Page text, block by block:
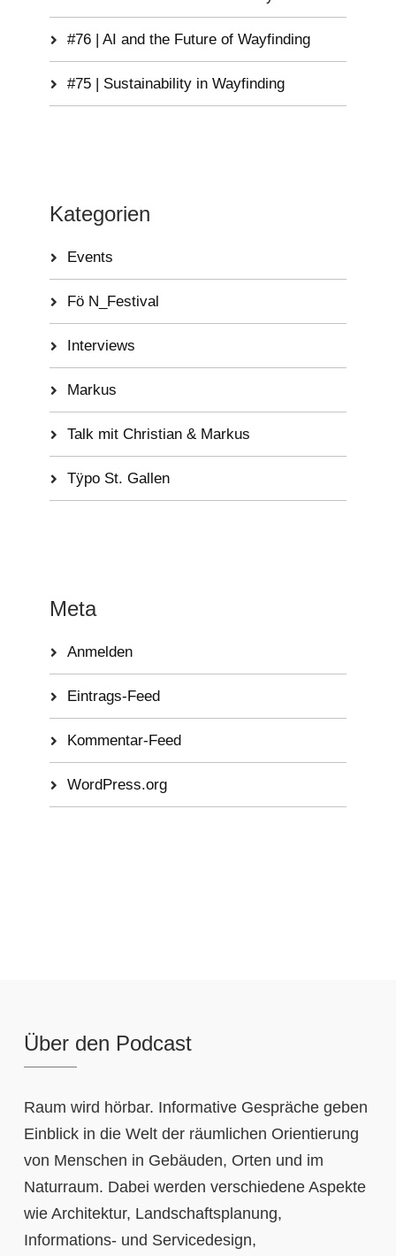
#76 | AI and the Future of Wayfinding
#75 | Sustainability in Wayfinding
Kategorien
Events
Fö N_Festival
Interviews
Markus
Talk mit Christian & Markus
Tÿpo St. Gallen
Meta
Anmelden
Eintrags-Feed
Kommentar-Feed
WordPress.org
Über den Podcast
Raum wird hörbar. Informative Gespräche geben
Einblick in die Welt der räumlichen Orientierung
von Menschen in Gebäuden, Orten und im
Naturraum. Dabei werden verschiedene Aspekte
wie Architektur, Landschaftsplanung,
Informations- und Servicedesign,